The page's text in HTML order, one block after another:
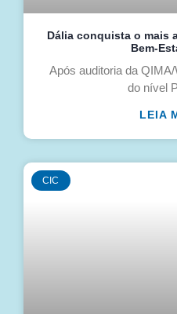
Dália conquista o mais
Bem-
Após auditoria da
do nível
LEIA
CIC